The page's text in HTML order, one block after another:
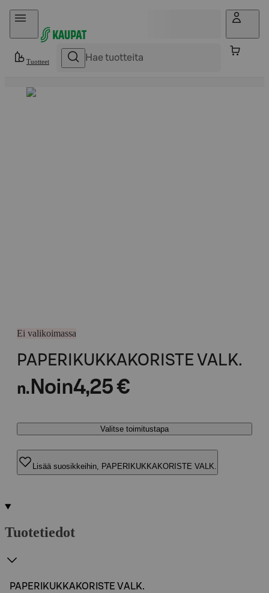
Hyppää sisältöön
Tuotteet
Ei valikoimassa
PAPERIKUKKAKORISTE VALK.
n. Noin4,25 €
Valitse toimitustapa
Lisää suosikkeihin, PAPERIKUKKAKORISTE VALK.
Tuotetiedot
PAPERIKUKKAKORISTE VALK.